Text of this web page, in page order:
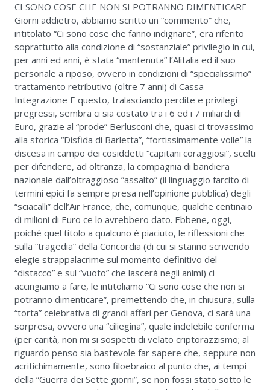
CI SONO COSE CHE NON SI POTRANNO DIMENTICARE
Giorni addietro, abbiamo scritto un “commento” che,
intitolato “Ci sono cose che fanno indignare”, era riferito
soprattutto alla condizione di “sostanziale” privilegio in cui,
per anni ed anni, è stata “mantenuta” l’Alitalia ed il suo
personale a riposo, ovvero in condizioni di “specialissimo”
trattamento retributivo (oltre 7 anni) di Cassa
Integrazione E questo, tralasciando perdite e privilegi
pregressi, sembra ci sia costato tra i 6 ed i 7 miliardi di
Euro, grazie al “prode” Berlusconi che, quasi ci trovassimo
alla storica “Disfida di Barletta”, “fortissimamente volle” la
discesa in campo dei cosiddetti “capitani coraggiosi”, scelti
per difendere, ad oltranza, la compagnia di bandiera
nazionale dall’oltraggioso ”assalto” (il linguaggio farcito di
termini epici fa sempre presa nell’opinione pubblica) degli
“sciacalli” dell’Air France, che, comunque, qualche centinaio
di milioni di Euro ce lo avrebbero dato. Ebbene, oggi,
poiché quel titolo a qualcuno è piaciuto, le riflessioni che
sulla “tragedia” della Concordia (di cui si stanno scrivendo
elegie strappalacrime sul momento definitivo del
“distacco” e sul “vuoto” che lascerà negli animi) ci
accingiamo a fare, le intitoliamo “Ci sono cose che non si
potranno dimenticare”, premettendo che, in chiusura, sulla
“torta” celebrativa di grandi affari per Genova, ci sarà una
sorpresa, ovvero una “ciliegina”, quale indelebile conferma
(per carità, non mi si sospetti di velato criptorazzismo; al
riguardo penso sia bastevole far sapere che, seppure non
acritichimamente, sono filoebraico al punto che, ai tempi
della “Guerra dei Sette giorni”, se non fossi stato sotto le